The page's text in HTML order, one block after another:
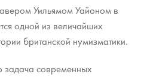
Уильямом Уайоном в
одной из величайших
британской нумизматики.
задача современных